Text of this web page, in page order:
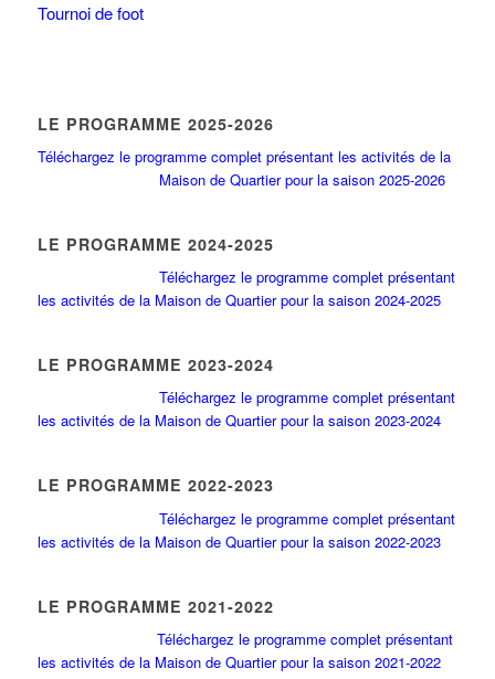
Tournoi de foot
LE PROGRAMME 2025-2026
Téléchargez le programme complet présentant les activités de la
Maison de Quartier pour la saison 2025-2026
LE PROGRAMME 2024-2025
Téléchargez le programme complet présentant
les activités de la Maison de Quartier pour la saison 2024-2025
LE PROGRAMME 2023-2024
Téléchargez le programme complet présentant
les activités de la Maison de Quartier pour la saison 2023-2024
LE PROGRAMME 2022-2023
Téléchargez le programme complet présentant
les activités de la Maison de Quartier pour la saison 2022-2023
LE PROGRAMME 2021-2022
Téléchargez le programme complet présentant
les activités de la Maison de Quartier pour la saison 2021-2022